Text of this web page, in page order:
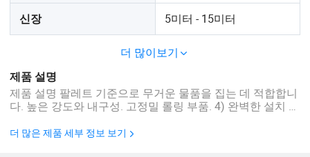
신장 5미터 - 15미터
더 많이보기
제품 설명
제품 설명 팔레트 기준으로 무거운 물품을 집는 데 적합합니
다. 높은 강도와 내구성. 고정밀 롤링 부품. 4) 완벽한 설치 용
든 층은 자유롭게 조절할 수 있습니다. 색상 및 크기는 요구
더 많은 제품 세부 정보 보기